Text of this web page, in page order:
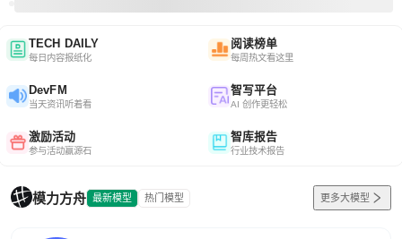
TECH DAILY
每日内容报纸化
阅读榜单
每周热文看这里
DevFM
当天资讯听着看
智写平台
AI 创作更轻松
激励活动
参与活动赢源石
智库报告
行业技术报告
模力方舟 最新模型 热门模型 更多大模型